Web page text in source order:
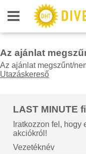
Az ajánlat
Az ajánlat megszűnt/
Utazáskereső
LAST MINUTE
Iratkozzon fel,
akciókról!
Vezetéknév